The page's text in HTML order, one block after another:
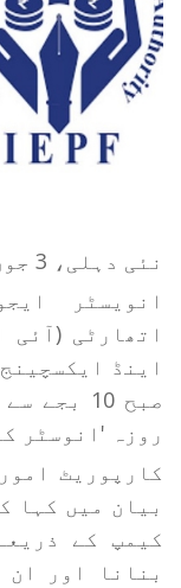
نئی دہلی، 3 جون (ہ س)۔
انویسٹر
اتھارٹی
روزہ 'انوسٹر
کارپوریٹ
بیان میں کہا
کیمپ کے
بنانا اور